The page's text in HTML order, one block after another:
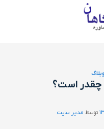
وبلاگ
است؟
توسط مدیر سایت